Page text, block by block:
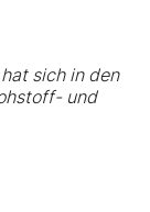
sich in den
und